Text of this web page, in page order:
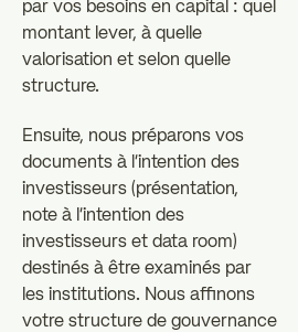
par vos besoins en capital : quel
montant lever, à quelle
valorisation et selon quelle
structure.
Ensuite, nous préparons vos
documents à l'intention des
investisseurs (présentation,
note à l'intention des
investisseurs et data room)
destinés à être examinés par
les institutions. Nous affinons
votre structure de gouvernance